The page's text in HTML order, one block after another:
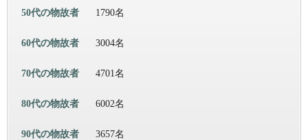
50代の物故者 1790名
60代の物故者 3004名
70代の物故者 4701名
80代の物故者 6002名
90代の物故者 3657名